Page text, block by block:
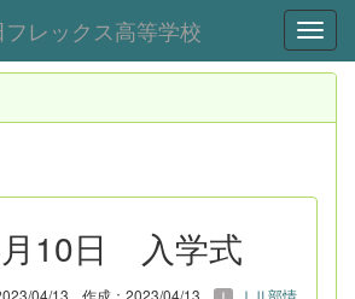
レックス高等学校
10日 入学式